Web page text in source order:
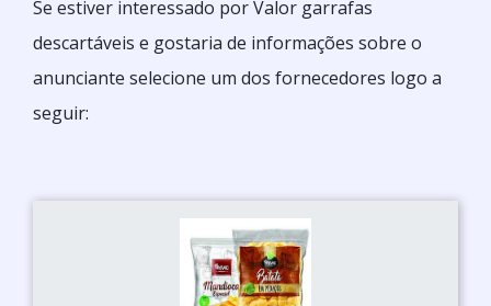
Se estiver interessado por Valor garrafas
descartáveis e gostaria de informações sobre o
anunciante selecione um dos fornecedores logo a
seguir: